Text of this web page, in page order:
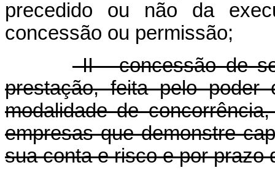
precedido ou não da
concessão ou permissão;
II - concessão de
prestação, feita pelo poder
modalidade de
empresas que demonstre
sua conta e risco e por prazo